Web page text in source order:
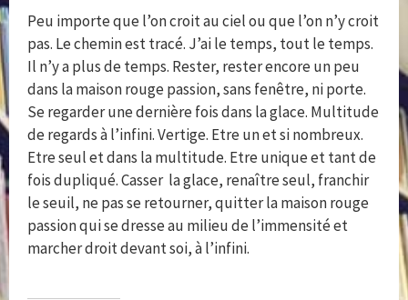
Peu importe que l’on croit au ciel ou que l’on n’y croit
pas. Le chemin est tracé. J’ai le temps, tout le temps.
Il n’y a plus de temps. Rester, rester encore un peu
dans la maison rouge passion, sans fenêtre, ni porte.
Se regarder une dernière fois dans la glace. Multitude
de regards à l’infini. Vertige. Etre un et si nombreux.
Etre seul et dans la multitude. Etre unique et tant de
fois dupliqué. Casser la glace, renaître seul, franchir
le seuil, ne pas se retourner, quitter la maison rouge
passion qui se dresse au milieu de l’immensité et
marcher droit devant soi, à l’infini.